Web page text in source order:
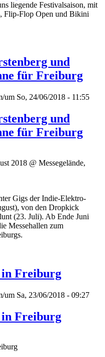
liegende Festivalsaison, mit
Flip-Flop Open und Bikini
und
für Freiburg
um So, 24/06/2018 - 11:55
und
für Freiburg
2018 @ Messegelände,
Gigs der Indie-Elektro-
von den Dropkick
(23. Juli). Ab Ende Juni
Messehallen zum
Freiburg
um Sa, 23/06/2018 - 09:27
Freiburg